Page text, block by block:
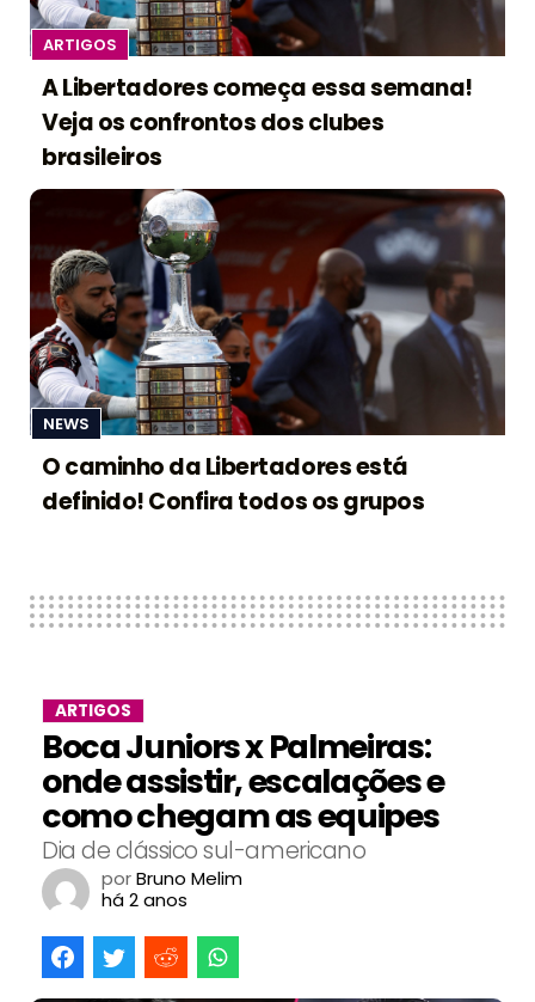
ARTIGOS
A Libertadores começa essa semana!
Veja os confrontos dos clubes
brasileiros
NEWS
O caminho da Libertadores está
definido! Confira todos os grupos
ARTIGOS
Boca Juniors x Palmeiras:
onde assistir, escalações e
como chegam as equipes
Dia de clássico sul-americano
porBruno Melim
há 2 anos